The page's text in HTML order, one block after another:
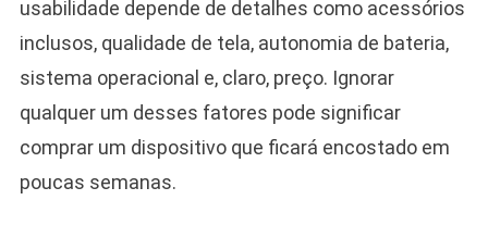
usabilidade depende de detalhes como acessórios
inclusos, qualidade de tela, autonomia de bateria,
sistema operacional e, claro, preço. Ignorar
qualquer um desses fatores pode significar
comprar um dispositivo que ficará encostado em
poucas semanas.